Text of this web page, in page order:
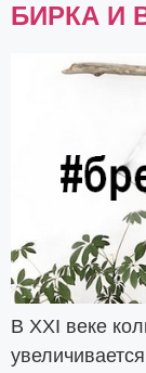
БИРКА И
В XXI веке